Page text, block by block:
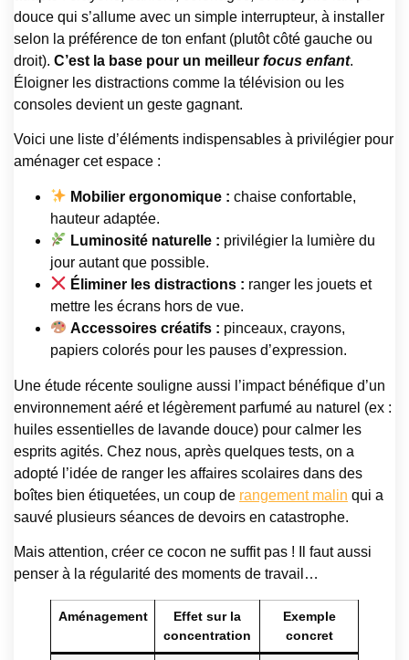
douce qui s’allume avec un simple interrupteur, à installer
selon la préférence de ton enfant (plutôt côté gauche ou
droit). C’est la base pour un meilleur focus enfant.
Éloigner les distractions comme la télévision ou les
consoles devient un geste gagnant.
Voici une liste d’éléments indispensables à privilégier pour
aménager cet espace :
Mobilier ergonomique : chaise confortable,
hauteur adaptée.
Luminosité naturelle : privilégier la lumière du
jour autant que possible.
Éliminer les distractions : ranger les jouets et
mettre les écrans hors de vue.
Accessoires créatifs : pinceaux, crayons,
papiers colorés pour les pauses d’expression.
Une étude récente souligne aussi l’impact bénéfique d’un
environnement aéré et légèrement parfumé au naturel (ex :
huiles essentielles de lavande douce) pour calmer les
esprits agités. Chez nous, après quelques tests, on a
adopté l’idée de ranger les affaires scolaires dans des
boîtes bien étiquetées, un coup de rangement malin qui a
sauvé plusieurs séances de devoirs en catastrophe.
Mais attention, créer ce cocon ne suffit pas ! Il faut aussi
penser à la régularité des moments de travail…
Aménagement
Effet sur la
concentration
Exemple
concret